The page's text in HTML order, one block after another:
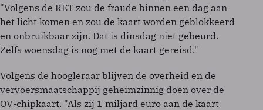
"Volgens de RET zou de fraude binnen een dag aan
het licht komen en zou de kaart worden geblokkeerd
en onbruikbaar zijn. Dat is dinsdag niet gebeurd.
Zelfs woensdag is nog met de kaart gereisd."
Volgens de hoogleraar blijven de overheid en de
vervoersmaatschappij geheimzinnig doen over de
OV-chipkaart. "Als zij 1 miljard euro aan de kaart